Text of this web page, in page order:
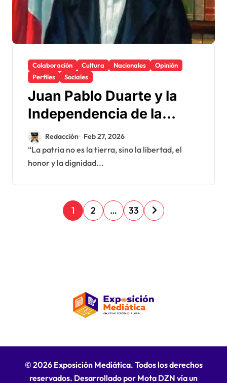
Colaboración Cultura Nacionales
Opinión
Perfiles
Sociales
Juan Pablo Duarte y la
Independencia de la
República Dominicana
Redacción Feb 27, 2026
“La patria no es la tierra, sino la libertad, el
honor y la dignidad...
P
a
ó
d
1 2 … 33
© 2026 Exposición Mediática. Todos los derechos
reservados. Desarrollado por Mota DZN vía un